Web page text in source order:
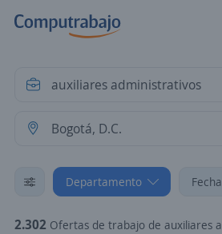
Departamento Fecha
2.302 Ofertas de trabajo de auxiliares administrativos en Bogotá, D.C.